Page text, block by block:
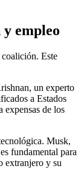
empleo
Este
un experto
a Estados
de los
Musk,
fundamental para
extranjero y su